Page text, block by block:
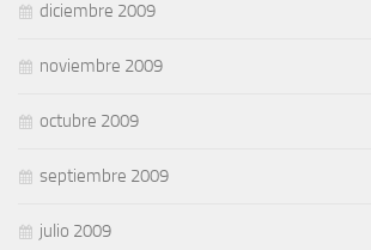
diciembre 2009
noviembre 2009
octubre 2009
septiembre 2009
julio 2009